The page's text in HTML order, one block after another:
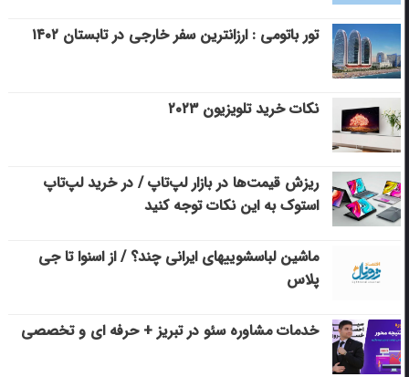
تور باتومی : ارزانترین سفر خارجی در تابستان ۱۴۰۲
نکات خرید تلویزیون ۲۰۲۳
ریزش قیمت‌ها در بازار لپ‌تاپ / در خرید لپ‌تاپ
استوک به این نکات توجه کنید
ماشین لباسشویی‎های ایرانی چند؟ / از اسنوا تا جی
پلاس
خدمات مشاوره سئو در تبریز + حرفه ای و تخصصی